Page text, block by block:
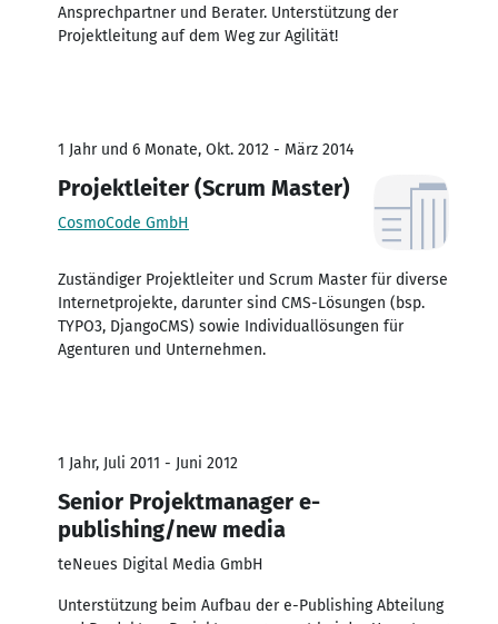
Ansprechpartner und Berater. Unterstützung der
Projektleitung auf dem Weg zur Agilität!
1 Jahr und 6 Monate, Okt. 2012 - März 2014
Projektleiter (Scrum Master)
CosmoCode GmbH
Zuständiger Projektleiter und Scrum Master für diverse
Internetprojekte, darunter sind CMS-Lösungen (bsp.
TYPO3, DjangoCMS) sowie Individuallösungen für
Agenturen und Unternehmen.
1 Jahr, Juli 2011 - Juni 2012
Senior Projektmanager e-
publishing/new media
teNeues Digital Media GmbH
Unterstützung beim Aufbau der e-Publishing Abteilung